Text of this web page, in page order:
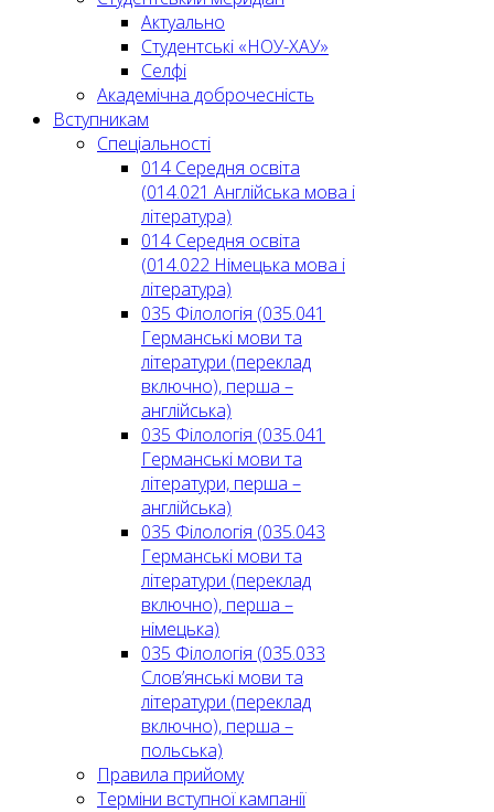
Актуально
Студентські «НОУ-ХАУ»
Селфі
Академічна доброчесність
Вступникам
Спеціальності
014 Середня освіта
(014.021 Англійська мова і
література)
014 Середня освіта
(014.022 Німецька мова і
література)
035 Філологія (035.041
Германські мови та
літератури (переклад
включно), перша –
англійська)
035 Філологія (035.041
Германські мови та
літератури, перша –
англійська)
035 Філологія (035.043
Германські мови та
літератури (переклад
включно), перша –
німецька)
035 Філологія (035.033
Слов’янські мови та
літератури (переклад
включно), перша –
польська)
Правила прийому
Терміни вступної кампанії